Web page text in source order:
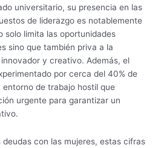
universitario, su presencia en las
de liderazgo es notablemente
solo limita las oportunidades
sino que también priva a la
y creativo. Además, el
por cerca del 40% de
entorno de trabajo hostil que
urgente para garantizar un
deudas con las mujeres, estas cifras